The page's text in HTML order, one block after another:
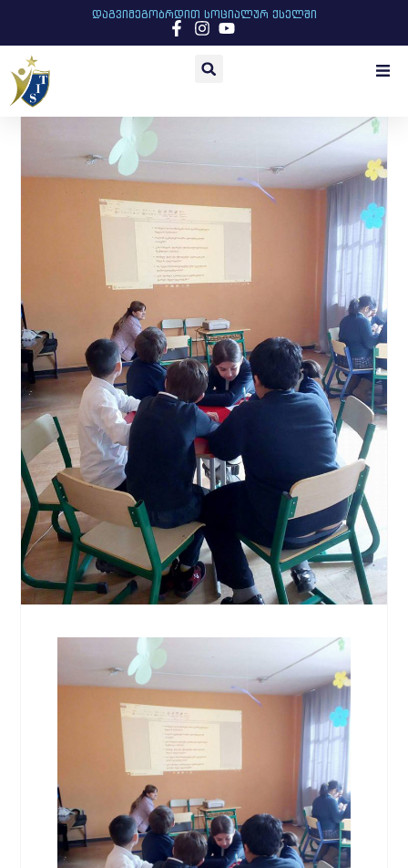
დაგვიმეგობრდით სოციალურ ქსელში